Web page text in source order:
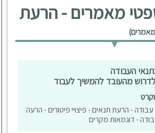
מאמרים - הרעת
העבודה
לדרוש מהעובד להמשיך לעבוד
עבודה - הרעת תנאים - פיצויי פיטורים - הרעה
- דוגמאות מקרים